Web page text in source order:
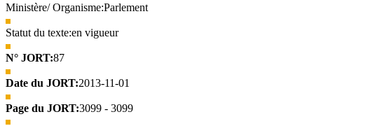
Ministère/ Organisme:Parlement
Statut du texte:en vigueur
N° JORT:87
Date du JORT:2013-11-01
Page du JORT:3099 - 3099